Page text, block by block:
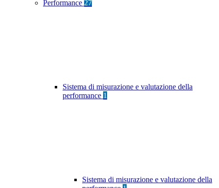
Performance 27
Sistema di misurazione e valutazione della
performance 1
Sistema di misurazione e valutazione della